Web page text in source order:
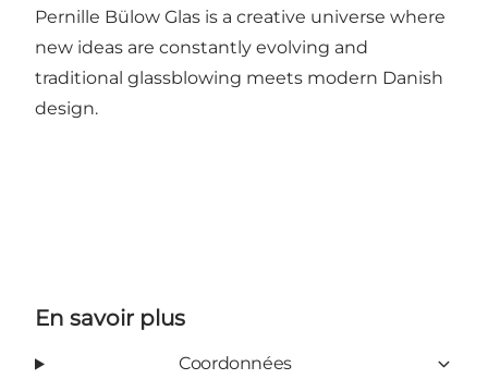
Pernille Bülow Glas is a creative universe where
new ideas are constantly evolving and
traditional glassblowing meets modern Danish
design.
En savoir plus
Coordonnées